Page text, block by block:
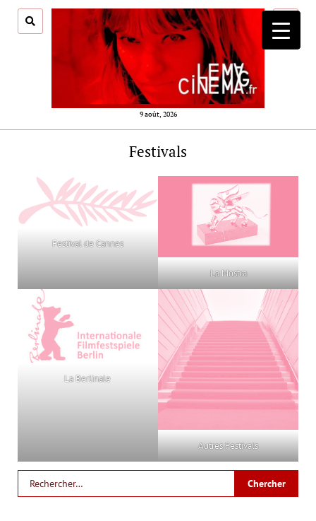
9 août, 2026
menu
Festivals
Festival de Cannes
La Mostra
La Berlinale
Autres Festivals